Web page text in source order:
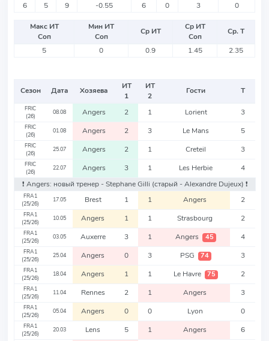
6
5 9 -0.55 6 0 3 0
Макс ИТ
Соп
Мин ИТ
Соп
Ср ИТ
Ср ИТ
Соп
Ср. Т
5
0 0.9 1.45 2.35
Сезон Дата Хозяева
ИТ
1
ИТ
2
Гости Т
FRIC
(26)
08.08 Angers 2 1 Lorient 3
FRIC
(26)
01.08 Angers 2 3 Le Mans 5
FRIC
(26)
25.07 Angers 2 1 Creteil 3
FRIC
(26)
22.07 Angers 3 1 Les Herbie
4
❗️ Angers: новый тренер - Stephane Gilli (старый - Alexandre Dujeux) ❗️
FRA1
(25/26)
17.05 Brest 1 1 Angers 2
FRA1
(25/26)
10.05 Angers 1 1 Strasbourg 2
FRA1
(25/26)
03.05 Auxerre 3 1 Angers 45 4
FRA1
(25/26)
25.04 Angers 0 3 PSG 74 3
FRA1
(25/26)
18.04 Angers 1 1 Le Havre 75 2
FRA1
(25/26)
11.04 Rennes 2 1 Angers 3
FRA1
(25/26)
05.04 Angers 0 0 Lyon 0
FRA1
(25/26)
20.03 Lens 5 1 Angers 6